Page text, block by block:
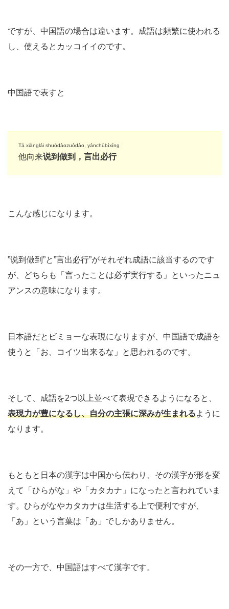
ですが、中国語の場合は違います。成語は頻繁に使われる
し、使えるとカッコイイのです。
中国語で表すと
Tā xiànglái shuōdàozuòdào, yánchūbìxíng
他向来说到做到，言出必行
こんな感じになります。
”说到做到”と”言出必行”がそれぞれ成語に該当するのです
が、どちらも「言ったことは必ず実行する」といったニュ
アンスの意味になります。
日本語だとビミョーな表現になりますが、中国語で成語を
使うと「お、コイツ出来るな」と思われるのです。
そして、成語を2つ以上並べて表現できるようになると、
表現力が豊になるし、自分の主張に深みが生まれるように
なります。
もともと日本の漢字は中国から伝わり、その漢字が形を変
えて「ひらがな」や「カタカナ」になったと言われていま
す。ひらがなやカタカナは生活する上で便利ですが、
「あ」という言葉は「あ」でしかありません。
その一方で、中国語はすべて漢字です。